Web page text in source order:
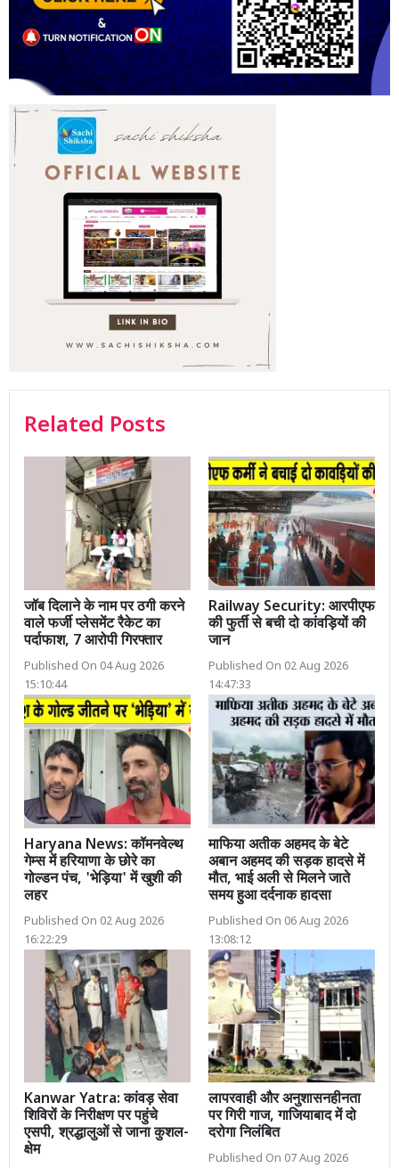
Related Posts
जॉब दिलाने के नाम पर ठगी करने
वाले फर्जी प्लेसमेंट रैकेट का
पर्दाफाश, 7 आरोपी गिरफ्तार
Published On 04 Aug 2026
15:10:44
Railway Security: आरपीएफ
की फुर्ती से बची दो कांवड़ियों की
जान
Published On 02 Aug 2026
14:47:33
Haryana News: कॉमनवेल्थ
गेम्स में हरियाणा के छोरे का
गोल्डन पंच, 'भेड़िया' में खुशी की
लहर
Published On 02 Aug 2026
16:22:29
माफिया अतीक अहमद के बेटे
अबान अहमद की सड़क हादसे में
मौत, भाई अली से मिलने जाते
समय हुआ दर्दनाक हादसा
Published On 06 Aug 2026
13:08:12
Kanwar Yatra: कांवड़ सेवा
शिविरों के निरीक्षण पर पहुंचे
एसपी, श्रद्धालुओं से जाना कुशल-
क्षेम
लापरवाही और अनुशासनहीनता
पर गिरी गाज, गाजियाबाद में दो
दरोगा निलंबित
Published On 07 Aug 2026